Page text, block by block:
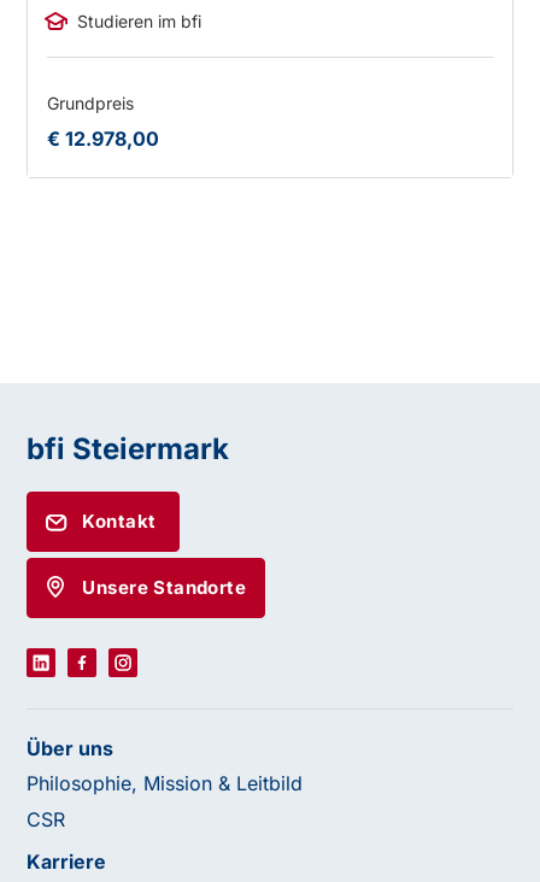
Studieren im bfi
Grundpreis
€ 12.978,00
bfi Steiermark
Kontakt
Unsere Standorte
Über uns
Philosophie, Mission & Leitbild
CSR
Karriere